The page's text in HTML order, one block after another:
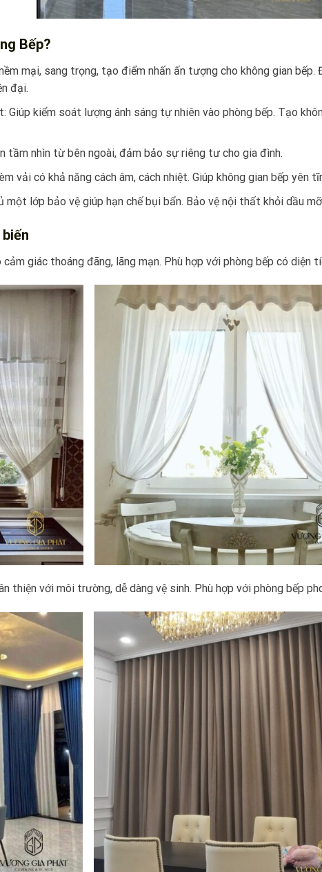
Bếp?
mại, sang trọng, tạo điểm nhấn ấn tượng cho không gian
đại.
Giúp kiểm soát lượng ánh sáng tự nhiên vào phòng bếp. Tạo
tầm nhìn từ bên ngoài, đảm bảo sự riêng tư cho gia đình.
vải có khả năng cách âm, cách nhiệt. Giúp không gian bếp yên
một lớp bảo vệ giúp hạn chế bụi bẩn. Bảo vệ nội thất khỏi dầu
giác thoáng đãng, lãng mạn. Phù hợp với phòng bếp có diện
thiện với môi trường, dễ dàng vệ sinh. Phù hợp với phòng bếp